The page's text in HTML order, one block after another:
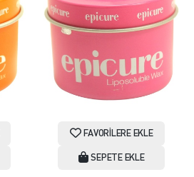
FAVORILERE EKLE
SEPETE EKLE